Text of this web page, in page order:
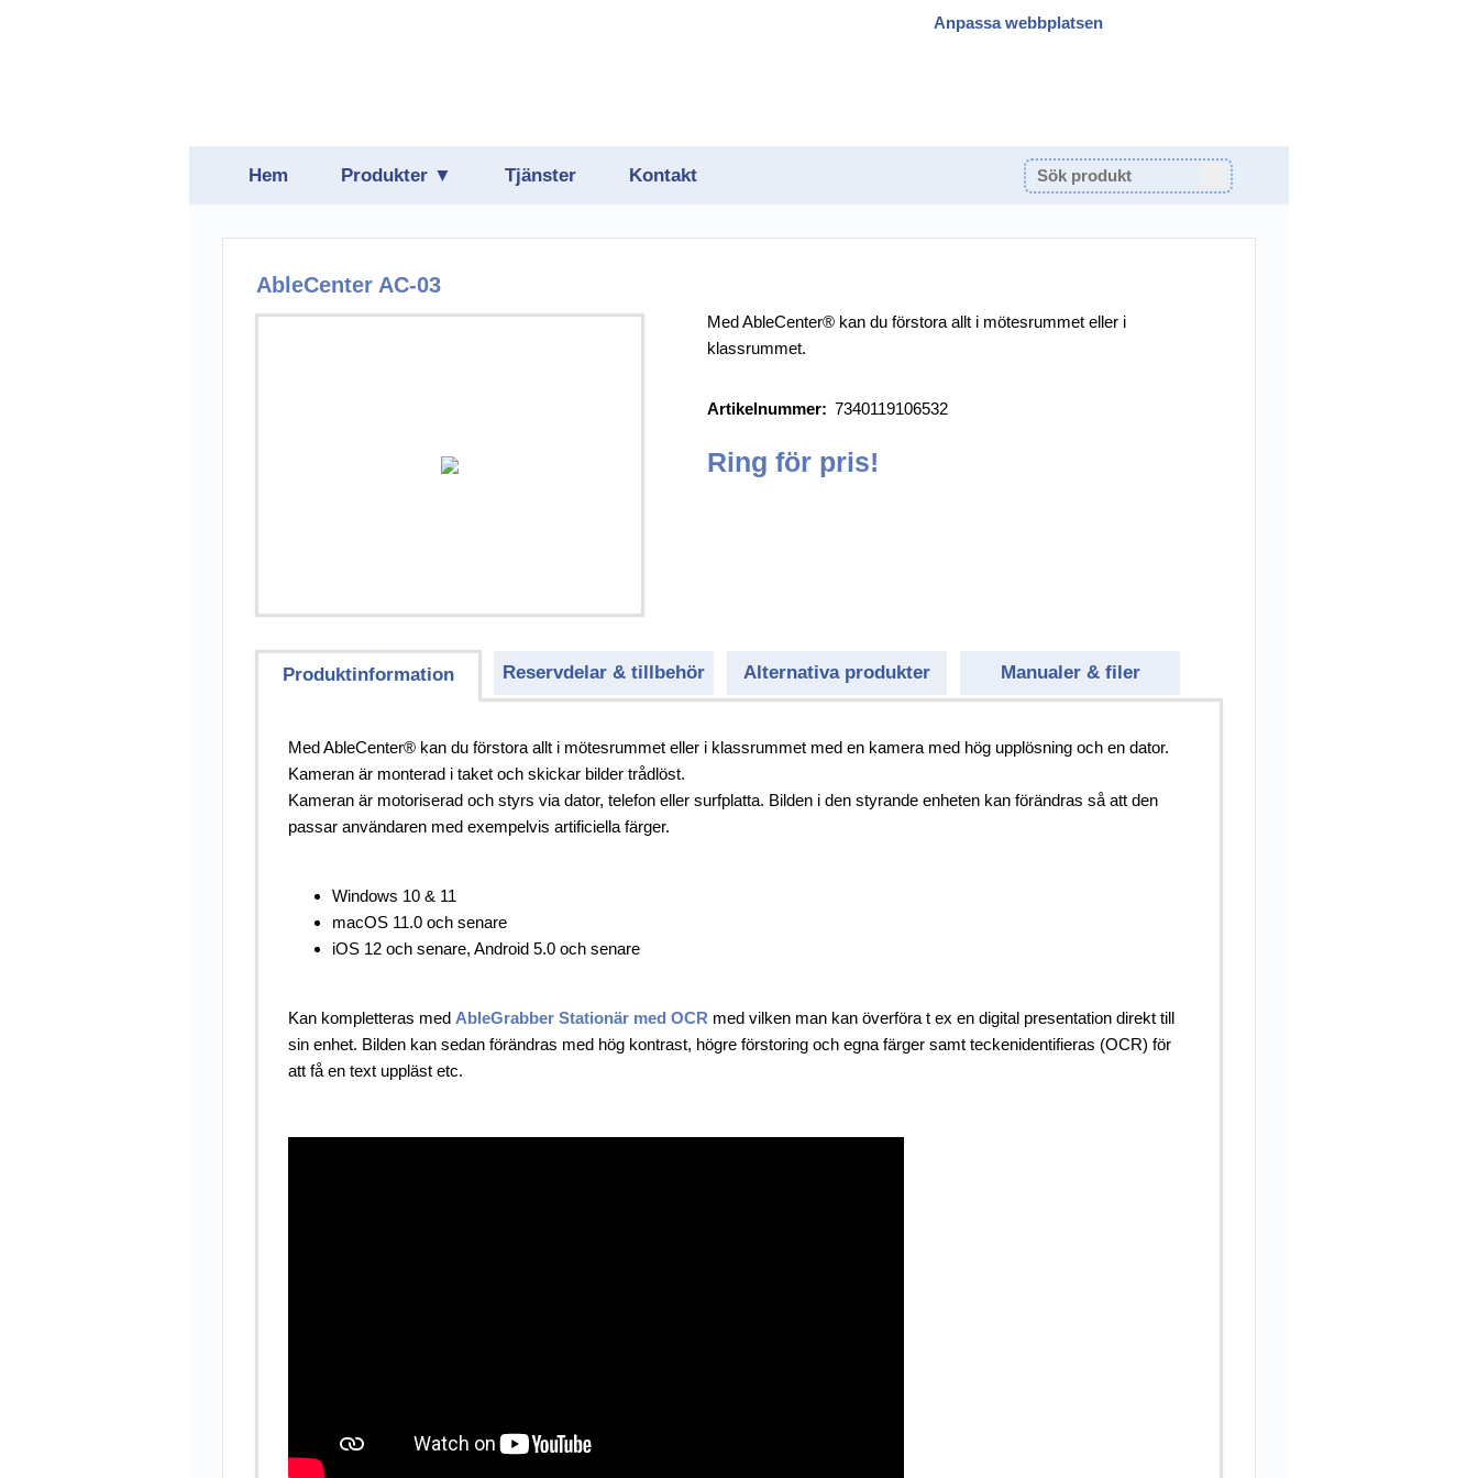
Anpassa webbplatsen
Hem
Produkter ▼
Tjänster Kontakt
AbleCenter AC-03
Med AbleCenter® kan du förstora allt i mötesrummet eller i
klassrummet.
Artikelnummer: 7340119106532
Ring för pris!
Produktinformation Reservdelar & tillbehör Alternativa produkter Manualer & filer
Med AbleCenter® kan du förstora allt i mötesrummet eller i klassrummet med en kamera med hög upplösning och en dator.
Kameran är monterad i taket och skickar bilder trådlöst.
Kameran är motoriserad och styrs via dator, telefon eller surfplatta. Bilden i den styrande enheten kan förändras så att den
passar användaren med exempelvis artificiella färger.
Windows 10 & 11
macOS 11.0 och senare
iOS 12 och senare, Android 5.0 och senare
Kan kompletteras med AbleGrabber Stationär med OCR med vilken man kan överföra t ex en digital presentation direkt till
sin enhet. Bilden kan sedan förändras med hög kontrast, högre förstoring och egna färger samt teckenidentifieras (OCR) för
att få en text uppläst etc.